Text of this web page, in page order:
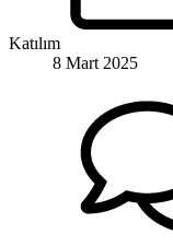
Katılım
8 Mart 2025